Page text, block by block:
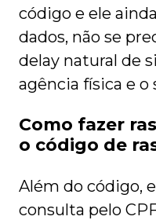
código e ele
dados, não se
delay natural de
agência física e o
Como fazer
o código de
Além do código,
consulta pelo